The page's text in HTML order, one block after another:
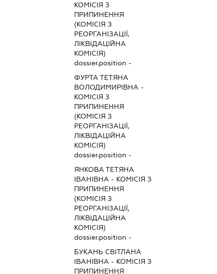
КОМІСІЯ З
ПРИПИНЕННЯ
(КОМІСІЯ З
РЕОРГАНІЗАЦІЇ,
ЛІКВІДАЦІЙНА
КОМІСІЯ)
dossier.position -
ФУРТА ТЕТЯНА
ВОЛОДИМИРІВНА -
КОМІСІЯ З
ПРИПИНЕННЯ
(КОМІСІЯ З
РЕОРГАНІЗАЦІЇ,
ЛІКВІДАЦІЙНА
КОМІСІЯ)
dossier.position -
ЯНКОВА ТЕТЯНА
ІВАНІВНА - КОМІСІЯ З
ПРИПИНЕННЯ
(КОМІСІЯ З
РЕОРГАНІЗАЦІЇ,
ЛІКВІДАЦІЙНА
КОМІСІЯ)
dossier.position -
БУКАНЬ СВІТЛАНА
ІВАНІВНА - КОМІСІЯ З
ПРИПИНЕННЯ